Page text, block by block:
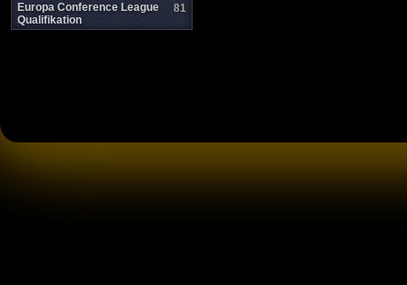
Europa Conference League
Qualifikation
81